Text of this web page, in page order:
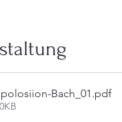
Bach_01.pdf